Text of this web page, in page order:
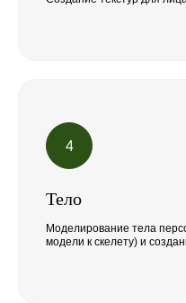
Тело
Моделирование тела
модели к скелету) и